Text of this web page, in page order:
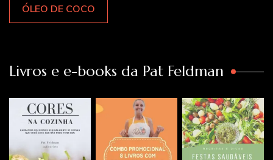
ÓLEO DE COCO
Livros e e-books da Pat Feldman